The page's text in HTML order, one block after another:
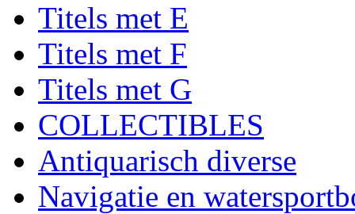
Titels met E
Titels met F
Titels met G
COLLECTIBLES
Antiquarisch diverse
Navigatie en